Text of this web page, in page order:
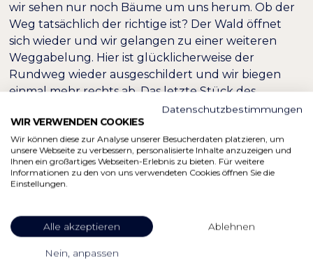
wir sehen nur noch Bäume um uns herum. Ob der
Weg tatsächlich der richtige ist? Der Wald öffnet
sich wieder und wir gelangen zu einer weiteren
Weggabelung. Hier ist glücklicherweise der
Rundweg wieder ausgeschildert und wir biegen
einmal mehr rechts ab. Das letzte Stück des
Rundwegs ist leider nicht „naturnah“, denn wir
gelangen zur Straße, an der wir uns einmal mehr
rechts halten müssen, um vorbei an einem
Wohngebiet zurück zum Alpengasthof Barmsee zu
gelangen.
Gesichter sind zwar gerötet von der Kälte, aber der
Körper ist gut durchblutet. Jetzt gönnen wir uns
einen Latte Macchiato bzw. eine heiße Schokolade,
Datenschutzbestimmungen
WIR VERWENDEN COOKIES
Wir können diese zur Analyse unserer Besucherdaten platzieren, um
unsere Webseite zu verbessern, personalisierte Inhalte anzuzeigen und
Ihnen ein großartiges Webseiten-Erlebnis zu bieten. Für weitere
Informationen zu den von uns verwendeten Cookies öffnen Sie die
Einstellungen.
Alle akzeptieren Ablehnen
Nein, anpassen